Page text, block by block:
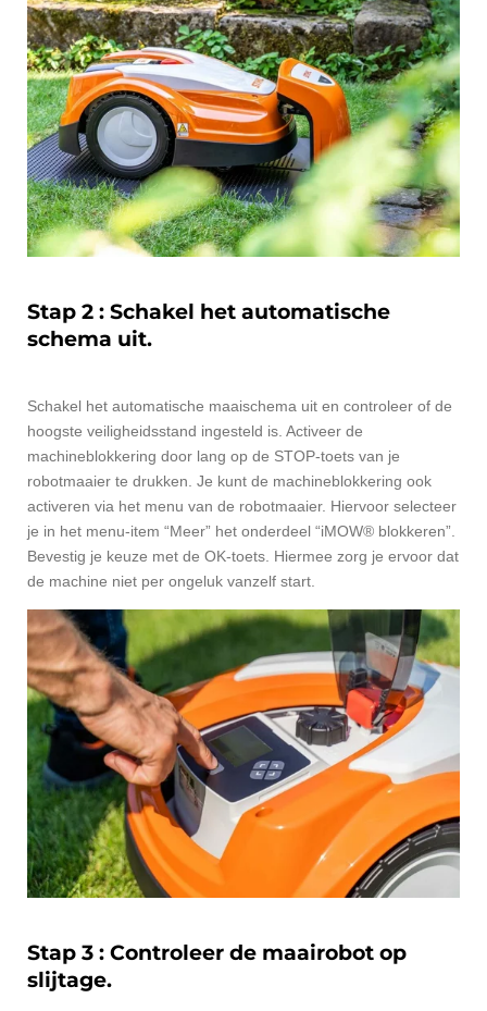
Stap 2 : Schakel het automatische
schema uit.
Schakel het automatische maaischema uit en controleer of de
hoogste veiligheidsstand ingesteld is. Activeer de
machineblokkering door lang op de STOP-toets van je
robotmaaier te drukken. Je kunt de machineblokkering ook
activeren via het menu van de robotmaaier. Hiervoor selecteer
je in het menu-item “Meer” het onderdeel “iMOW® blokkeren”.
Bevestig je keuze met de OK-toets. Hiermee zorg je ervoor dat
de machine niet per ongeluk vanzelf start.
Stap 3 : Controleer de maairobot op
slijtage.